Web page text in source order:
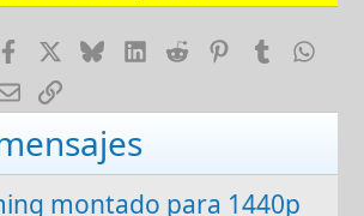
FacebookBlueskyLinkedIn
RedditPinterest
Tumblr
E-mailEnlace
montado para 1440p